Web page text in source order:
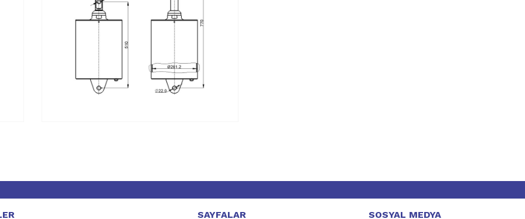
SAYFALAR SOSYAL MEDYA